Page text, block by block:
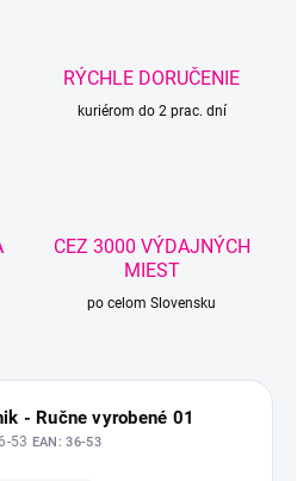
RÝCHLE DORUČENIE
kuriérom do 2 prac. dní
CEZ 3000 VÝDAJNÝCH
MIEST
po celom Slovensku
- Ručne vyrobené 01
53 EAN: 36-53